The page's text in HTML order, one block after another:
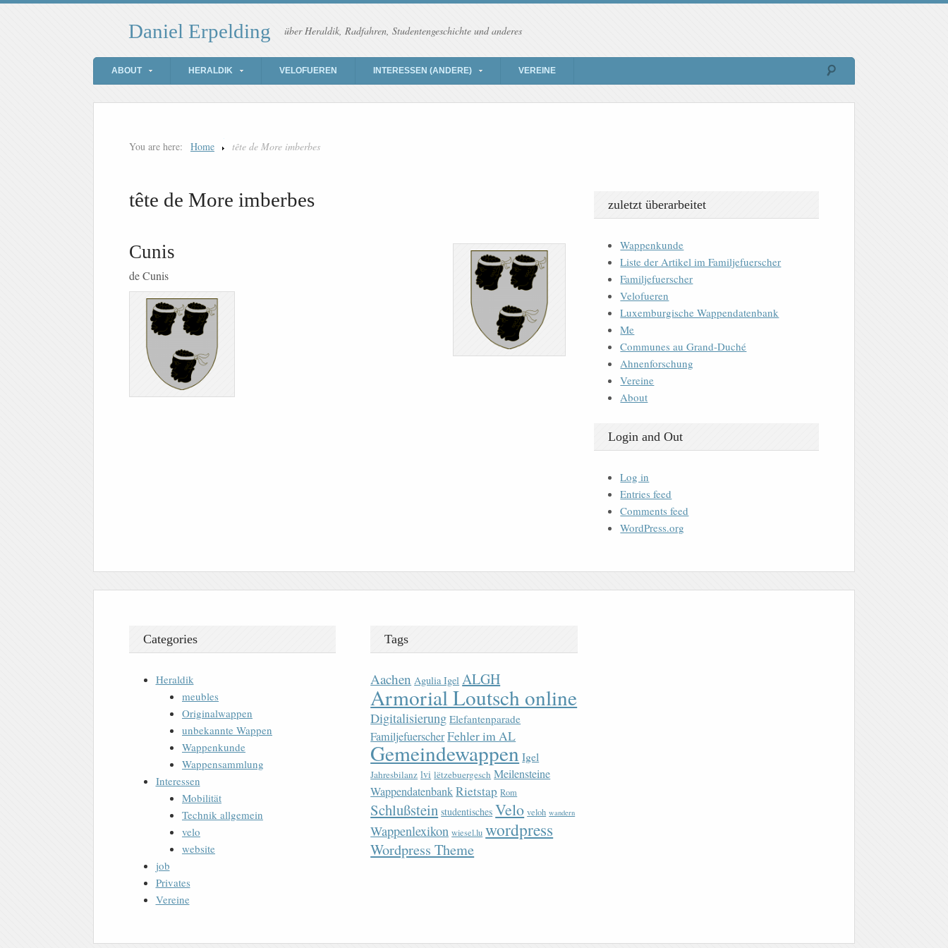
Daniel Erpelding über Heraldik, Radfahren, Studentengeschichte und anderes
ABOUT HERALDIK VELOFUEREN INTERESSEN (ANDERE) VEREINE
You are here: Home tête de More imberbes
tête de More imberbes
Cunis
de Cunis
zuletzt überarbeitet
Wappenkunde
Liste der Artikel im Familjefuerscher
Familjefuerscher
Velofueren
Luxemburgische Wappendatenbank
Me
Communes au Grand-Duché
Ahnenforschung
Vereine
About
Login and Out
Log in
Entries feed
Comments feed
WordPress.org
Categories
Heraldik
meubles
Originalwappen
unbekannte Wappen
Wappenkunde
Wappensammlung
Interessen
Mobilität
Technik allgemein
velo
website
job
Privates
Vereine
Tags
Aachen Agulia Igel ALGH
Armorial Loutsch online
Digitalisierung Elefantenparade
FamiljefuerscherFehler im AL
Gemeindewappen Igel
Jahresbilanz lvi lëtzebuergesch Meilensteine
WappendatenbankRietstap Rom
Schlußstein studentisches Velo veloh wandern
Wappenlexikon wiesel.lu wordpress
Wordpress Theme